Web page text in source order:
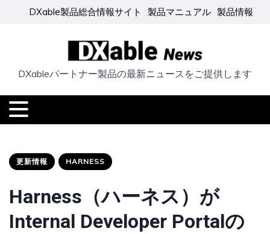
DXable製品総合情報サイト 製品マニュアル 製品情報
DXableパートナー製品の最新ニュースをご提供します
更新情報 HARNESS
Harness（ハーネス）が
Internal Developer Portalの